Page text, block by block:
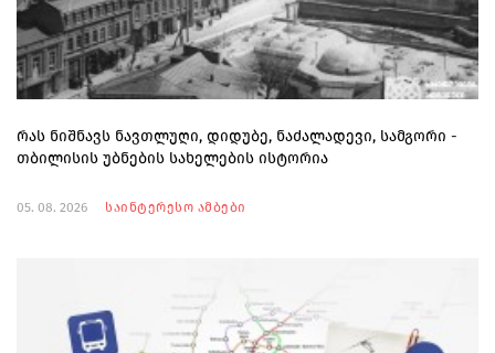
რას ნიშნავს ნავთლუღი, დიდუბე, ნაძალადევი, სამგორი -
თბილისის უბნების სახელების ისტორია
05. 08. 2026 საინტერესო ამბები